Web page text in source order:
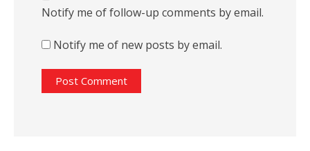
Notify me of follow-up comments by email.
Notify me of new posts by email.